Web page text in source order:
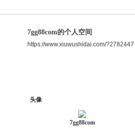
7gg88com的个人空间
https://www.xiuwushidai.com/?2782447
头像
7gg88com